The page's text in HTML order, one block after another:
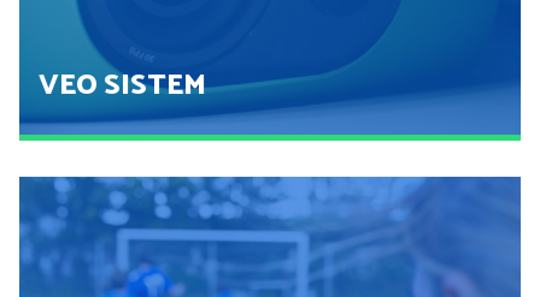
VEO SISTEM
VEO SISTEM